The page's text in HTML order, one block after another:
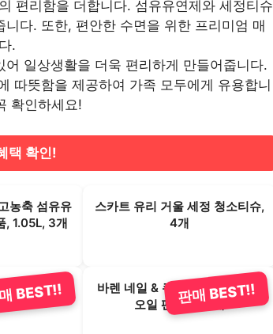
편리함을 더합니다. 섬유유연제와 세정티슈
다. 또한, 편안한 수면을 위한 프리미엄 매
.
일상생활을 더욱 편리하게 만들어줍니다.
따뜻함을 제공하여 가족 모두에게 유용합니
확인하세요!
택 확인!
농축 섬유유
, 1.05L, 3개
스카트 유리 거울 세정 청소티슈,
4개
장, 250g, 1
BEST!!
바렌 네일 & 큐티클 케어 에센스
오일 펜, 2ml, 2개판매 BEST!!